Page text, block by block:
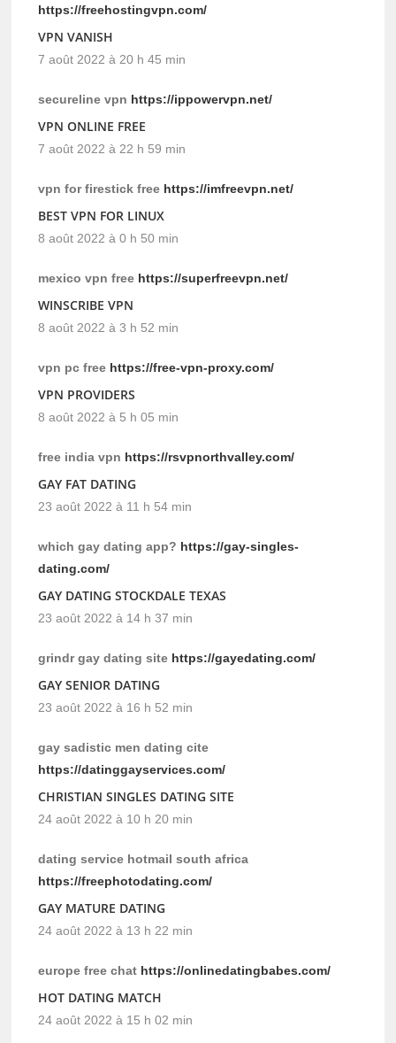
https://freehostingvpn.com/
VPN VANISH
7 août 2022 à 20 h 45 min
secureline vpn https://ippowervpn.net/
VPN ONLINE FREE
7 août 2022 à 22 h 59 min
vpn for firestick free https://imfreevpn.net/
BEST VPN FOR LINUX
8 août 2022 à 0 h 50 min
mexico vpn free https://superfreevpn.net/
WINSCRIBE VPN
8 août 2022 à 3 h 52 min
vpn pc free https://free-vpn-proxy.com/
VPN PROVIDERS
8 août 2022 à 5 h 05 min
free india vpn https://rsvpnorthvalley.com/
GAY FAT DATING
23 août 2022 à 11 h 54 min
which gay dating app? https://gay-singles-
dating.com/
GAY DATING STOCKDALE TEXAS
23 août 2022 à 14 h 37 min
grindr gay dating site https://gayedating.com/
GAY SENIOR DATING
23 août 2022 à 16 h 52 min
gay sadistic men dating cite
https://datinggayservices.com/
CHRISTIAN SINGLES DATING SITE
24 août 2022 à 10 h 20 min
dating service hotmail south africa
https://freephotodating.com/
GAY MATURE DATING
24 août 2022 à 13 h 22 min
europe free chat https://onlinedatingbabes.com/
HOT DATING MATCH
24 août 2022 à 15 h 02 min